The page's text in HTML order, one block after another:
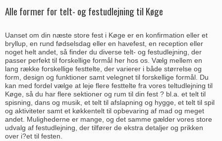
Alle former for telt- og festudlejning til Køge
Uanset om din næste store fest i Køge er en konfirmation eller et
bryllup, en rund fødselsdag eller en havefest, en reception eller
noget helt andet, så finder du diverse telt- og festudlejning, der
passer perfekt til forskellige formål her hos os. Vælg mellem en
lang række forskellige festtelte, der varierer i både størrelse og
form, design og funktioner samt velegnet til forskellige formål. Du
kan med fordel vælge at leje flere festtelte fra vores teltudlejning til
Køge, så du har flere sektioner og rum til din fest ? bl.a. et telt til
spisning, dans og musik, et telt til afslapning og hygge, et telt til spil
og aktiviteter samt et køkkentelt til opbevaring af mad og meget
andet. Mulighederne er mange, og det samme gælder vores store
udvalg af festudlejning, der tilfører de ekstra detaljer og prikken
over i?et til festen.